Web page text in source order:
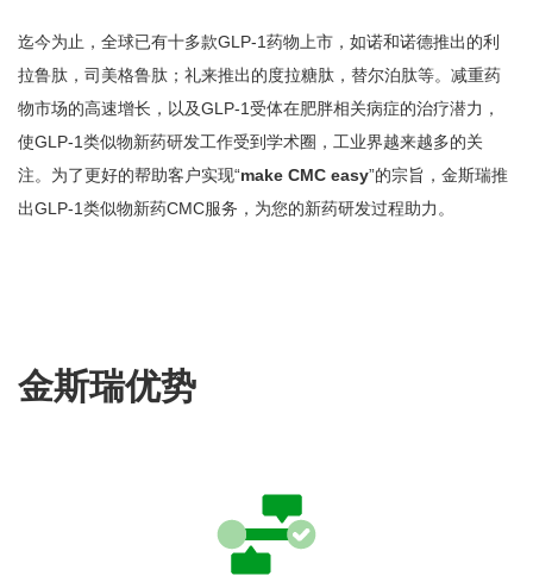
迄今为止，全球已有十多款GLP-1药物上市，如诺和诺德推出的利
拉鲁肽，司美格鲁肽；礼来推出的度拉糖肽，替尔泊肽等。减重药
物市场的高速增长，以及GLP-1受体在肥胖相关病症的治疗潜力，
使GLP-1类似物新药研发工作受到学术圈，工业界越来越多的关
注。为了更好的帮助客户实现“make CMC easy”的宗旨，金斯瑞推
出GLP-1类似物新药CMC服务，为您的新药研发过程助力。
金斯瑞优势